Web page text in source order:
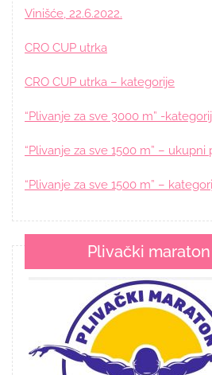
Vinišće, 22.6.2022.
CRO CUP utrka
CRO CUP utrka – kategorije
“Plivanje za sve 3000 m” -
“Plivanje za sve 1500 m” – ukupni
“Plivanje za sve 1500 m” –
Plivački